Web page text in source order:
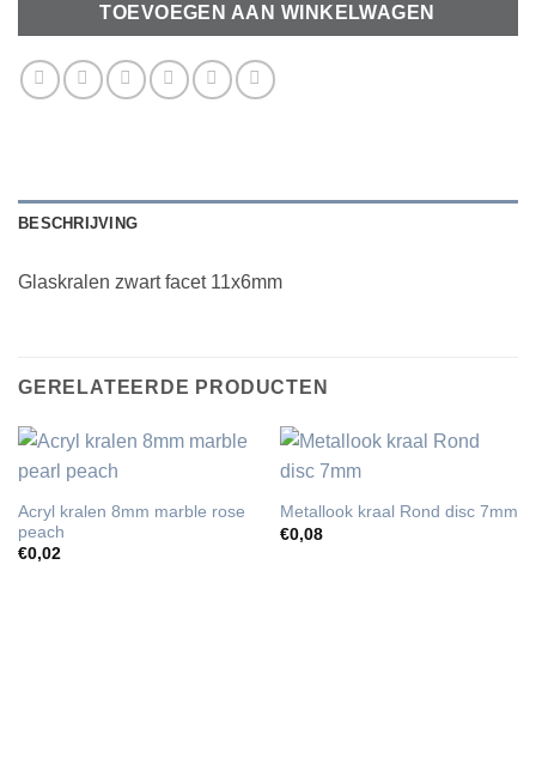
TOEVOEGEN AAN WINKELWAGEN
BESCHRIJVING
Glaskralen zwart facet 11x6mm
GERELATEERDE PRODUCTEN
Acryl kralen 8mm marble rose
peach
€0,02
Metallook kraal Rond disc 7mm
€0,08